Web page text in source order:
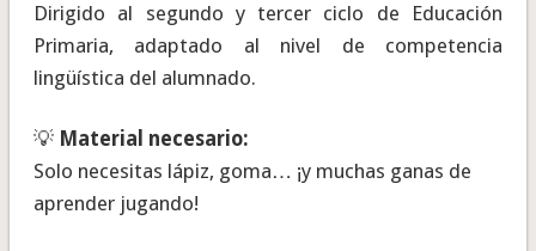
Dirigido al segundo y tercer ciclo de Educación
Primaria, adaptado al nivel de competencia
lingüística del alumnado.
💡 Material necesario:
Solo necesitas lápiz, goma… ¡y muchas ganas de
aprender jugando!